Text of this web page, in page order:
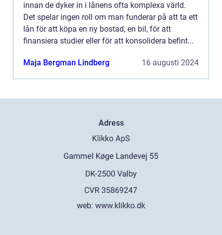
innan de dyker in i lånens ofta komplexa värld.
Det spelar ingen roll om man funderar på att ta ett
lån för att köpa en ny bostad, en bil, för att
finansiera studier eller för att konsolidera befint...
Maja Bergman Lindberg 16 augusti 2024
Adress
web: www.klikko.dk